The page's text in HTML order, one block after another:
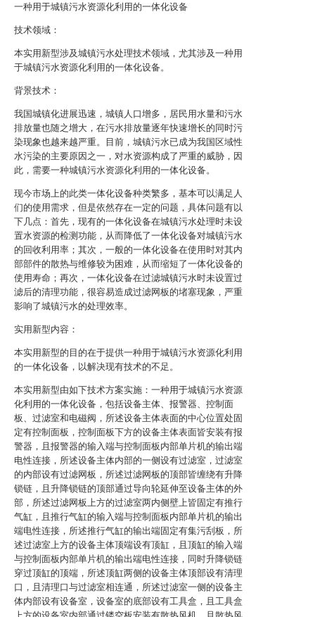
一种用于城镇污水资源化利用的一体化设备
技术领域：
本实用新型涉及城镇污水处理技术领域，尤其涉及一种用
于城镇污水资源化利用的一体化设备。
背景技术：
我国城镇化进展迅速，城镇人口增多，居民用水量和污水
排放量也随之增大，在污水排放量逐年快速增长的同时污
染现象也越来越严重。目前，城镇污水已成为我国区域性
水污染的主要原因之一，对水资源构成了严重的威胁，因
此，需要一种城镇污水资源化利用的一体化设备。
现今市场上的此类一体化设备种类繁多，基本可以满足人
们的使用需求，但是依然存在一定的问题，具体问题有以
下几点：首先，现有的一体化设备在城镇污水处理时未设
置水资源的检测功能，从而降低了一体化设备对城镇污水
的回收利用率；其次，一般的一体化设备在使用时对其内
部部件的散热与维修较为困难，从而缩短了一体化设备的
使用寿命；再次，一体化设备在过滤城镇污水时未设置过
滤后的清理功能，很容易造成过滤网板的堵塞现象，严重
影响了城镇污水的处理效率。
实用新型内容：
本实用新型的目的在于提供一种用于城镇污水资源化利用
的一体化设备，以解决现有技术的不足。
本实用新型由如下技术方案实施：一种用于城镇污水资源
化利用的一体化设备，包括设备主体、报警器、控制面
板、过滤室和电磁阀，所述设备主体表面的中心位置处固
定有控制面板，控制面板下方的设备主体表面皆安装有报
警器，且报警器的输入端与控制面板内部单片机的输出端
电性连接，所述设备主体内部的一侧设有过滤室，过滤室
的内部设有过滤网板，所述过滤网板的顶部皆缠绕有升降
锁链，且升降锁链的顶部通过导向轮延伸至设备主体的外
部，所述过滤网板上方的过滤室两内侧壁上皆固定有推行
气缸，且推行气缸的输入端与控制面板内部单片机的输出
端电性连接，所述推行气缸的输出端固定有集污刮板，所
述过滤室上方的设备主体顶端设有顶缸，且顶缸的输入端
与控制面板内部单片机的输出端电性连接，同时升降锁链
穿过顶缸的顶端，所述顶缸两侧的设备主体顶部设有清理
口，且清理口与过滤室相连通，所述过滤室一侧的设备主
体内部设有设备室，设备室的底部设有工具盒，且工具盒